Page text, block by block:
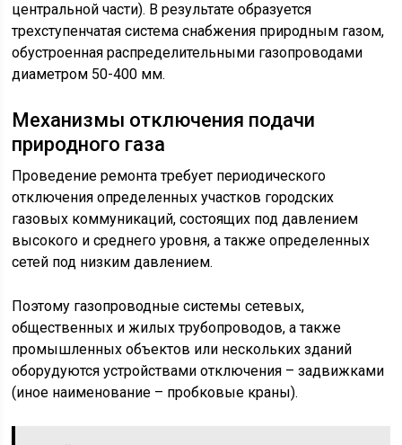
центральной части). В результате образуется
трехступенчатая система снабжения природным газом,
обустроенная распределительными газопроводами
диаметром 50-400 мм.
Механизмы отключения подачи
природного газа
Проведение ремонта требует периодического
отключения определенных участков городских
газовых коммуникаций, состоящих под давлением
высокого и среднего уровня, а также определенных
сетей под низким давлением.
Поэтому газопроводные системы сетевых,
общественных и жилых трубопроводов, а также
промышленных объектов или нескольких зданий
оборудуются устройствами отключения – задвижками
(иное наименование – пробковые краны).